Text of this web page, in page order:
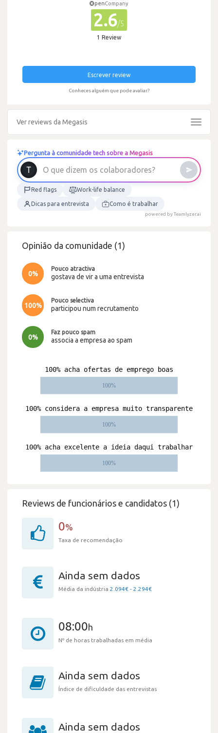
penCompany
2.6/5
1 Review
Escrever review
Conheces alguém que pode avaliar?
Ver reviews da Megasis
Toggle
Pergunta à comunidade tech sobre a Megasis
O que d izem os colabora d
Red flags Work-life balance
Dicas para entrevista Como é trabalhar
powered by Teamlyzer.ai
Opinião da comunidade (1)
0%
Pouco atractiva
gostava de vir a uma entrevista
100%
Pouco selectiva
participou num recrutamento
0%
Faz pouco spam
associa a empresa ao spam
Reviews de funcionários e candidatos (1)
0%
Taxa de recomendação
Ainda sem dados
Média da indústria 2.094€ - 2.294€
08:00h
Nº de horas trabalhadas em média
Ainda sem dados
Índice de dificuldade das entrevistas
Ainda sem dados